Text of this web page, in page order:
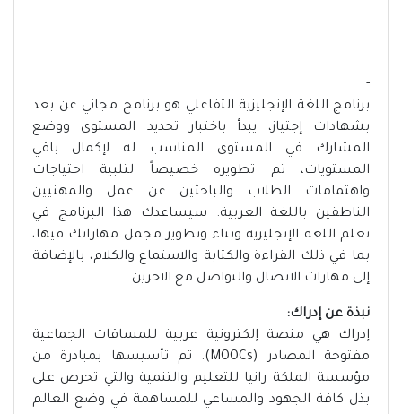
-
برنامج اللغة الإنجليزية التفاعلي هو برنامج مجاني عن بعد
بشهادات إجتياز، يبدأ باختبار تحديد المستوى ووضع
المشارك في المستوى المناسب له لإكمال باقي
المستويات، تم تطويره خصيصاً لتلبية احتياجات
واهتمامات الطلاب والباحثين عن عمل والمهنيين
الناطقين باللغة العربية. سيساعدك هذا البرنامج في
تعلم اللغة الإنجليزية وبناء وتطوير مجمل مهاراتك فيها،
بما في ذلك القراءة والكتابة والاستماع والكلام، بالإضافة
إلى مهارات الاتصال والتواصل مع الآخرين.
نبذة عن إدراك:
إدراك هي منصة إلكترونية عربية للمساقات الجماعية
مفتوحة المصادر (MOOCs). تم تأسيسها بمبادرة من
مؤسسة الملكة رانيا للتعليم والتنمية والتي تحرص على
بذل كافة الجهود والمساعي للمساهمة في وضع العالم